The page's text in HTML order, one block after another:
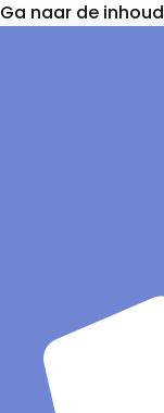
Ga naar de inhoud